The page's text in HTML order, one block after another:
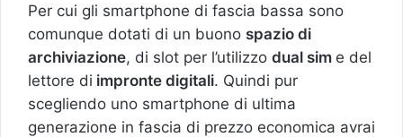
Per cui gli smartphone di fascia bassa sono
comunque dotati di un buono spazio di
archiviazione, di slot per l’utilizzo dual sim e del
lettore di impronte digitali. Quindi pur
scegliendo uno smartphone di ultima
generazione in fascia di prezzo economica avrai